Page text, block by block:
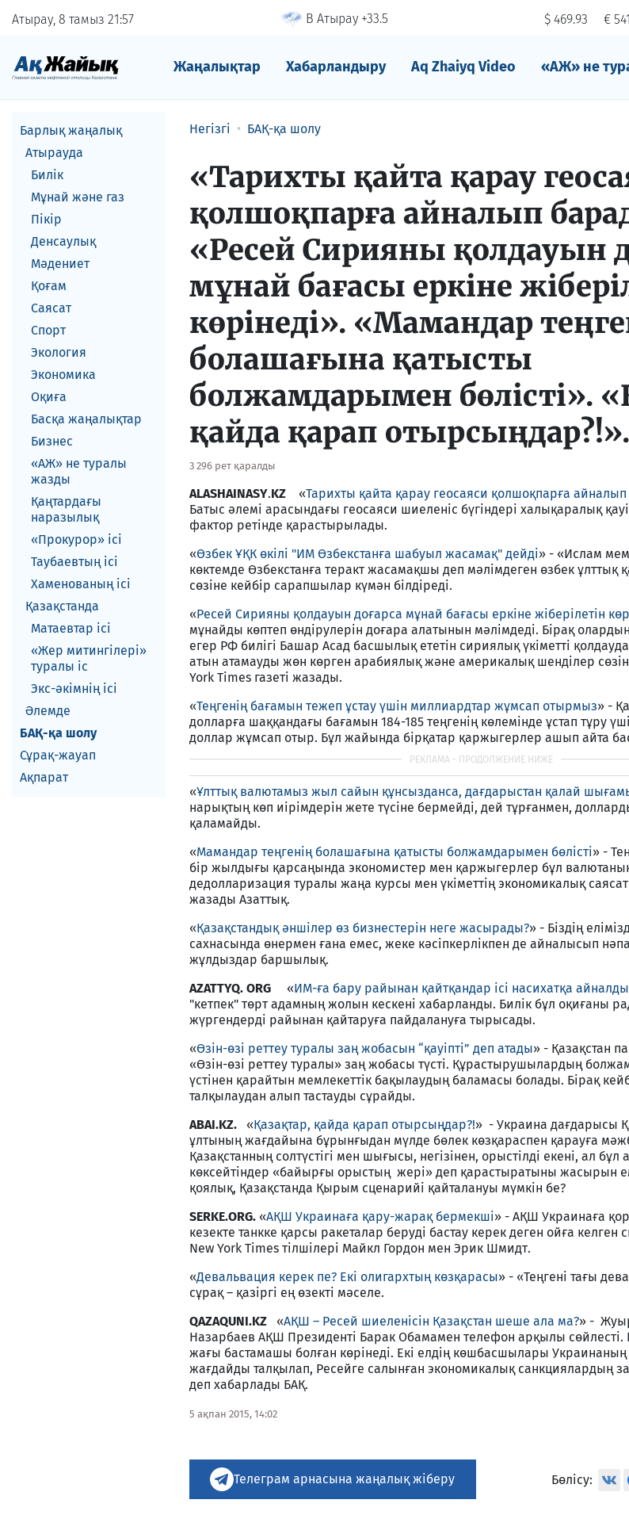
Атырау, 8 тамыз 21 57 В Атырау +33.5 $ 469.93 €
Жаңалықтар Хабарландыру Aq Zhaiyq Video «АЖ» не
Барлық жаңалық
Атырауда
Билік
Мұнай және газ
Пікір
Денсаулық
Мәдениет
Қоғам
Саясат
Спорт
Экология
Экономика
Оқиға
Басқа жаңалықтар
Бизнес
«АЖ» не туралы
жазды
Қаңтардағы
наразылық
«Прокурор» ісі
Таубаевтың ісі
Хаменованың ісі
Қазақстанда
Матаевтар ici
«Жер митингілері»
туралы іс
Экс-әкiмнiң iсi
Әлемде
БАҚ-қа шолу
Сұрақ-жауап
Ақпарат
Негізгі БАҚ-қа шолу
«Тарихты қайта қарау
қолшоқпарға айналып
«Ресей Сирияны қолдауын
мұнай бағасы еркіне
көрінеді». «Мамандар
болашағына қатысты
болжамдарымен бөлісті».
қайда қарап отырсыңдар?!».
3 296 рет қаралды
ALASHAINASY.KZ «Тарихты қайта қарау геосаяси қолшоқпарға
Батыс әлемі арасындағы геосаяси шиеленіс бүгіндері халықаралық
фактор ретінде қарастырылады.
«Өзбек ҰҚК өкілі "ИМ Өзбекстанға шабуыл жасамақ" дейді» - «Ислам
көктемде Өзбекстанға теракт жасамақшы деп мәлімдеген өзбек ұлттық
сөзіне кейбір сарапшылар күмән білдіреді.
«Ресей Сирияны қолдауын доғарса мұнай бағасы еркіне жіберілетін
мұнайды көптеп өндірулерін доғара алатынын мәлімдеді. Бірақ
егер РФ билігі Башар Асад басшылық ететін сириялық үкіметті
атын атамауды жөн көрген арабиялық және америкалық шенділер
York Times газеті жазады.
«Теңгенің бағамын тежеп ұстау үшін миллиардтар жұмсап отырмыз» -
долларға шаққандағы бағамын 184-185 теңгенің көлемінде ұстап тұру
доллар жұмсап отыр. Бұл жайында бірқатар қаржыгерлер ашып айта
«Ұлттық валютамыз жыл сайын құнсызданса, дағдарыстан қалай
нарықтың көп иірімдерін жете түсіне бермейді, дей тұрғанмен,
қаламайды.
«Мамандар теңгенің болашағына қатысты болжамдарымен бөлісті» -
бір жылдығы қарсаңында экономистер мен қаржыгерлер бұл
дедолларизация туралы жаңа курсы мен үкіметтің экономикалық
жазады Азаттық.
«Қазақстандық әншілер өз бизнестерін неге жасырады?» - Біздің
сахнасында өнермен ғана емес, жеке кәсіпкерлікпен де айналысып
жұлдыздар баршылық.
AZATTYQ. ORG
«ИМ-ға бару райынан қайтқандар ісі насихатқа айналды
"кетпек" төрт адамның жолын кескені хабарланды. Билік бұл оқиғаны
жүргендерді райынан қайтаруға пайдалануға тырысады.
«Өзін-өзі реттеу туралы заң жобасын “қауіпті” деп атады» - Қазақстан
«Өзін-өзі реттеу туралы» заң жобасы түсті. Құрастырушылардың
үстінен қарайтын мемлекеттік бақылаудың баламасы болады. Бірақ
талқылаудан алып тастауды сұрайды.
ABAI.KZ. «Қазақтар, қайда қарап отырсыңдар?!» - Украина дағдарысы
ұлтының жағдайына бұрынғыдан мүлде бөлек көзқараспен қарауға
Қазақстанның солтүстігі мен шығысы, негізінен, орыстілді екені, ал бұл
көксейтіндер «байырғы орыстың жері» деп қарастыратыны жасырын
қоялық, Қазақстанда Қырым сценарийі қайталануы мүмкін бе?
SERKE.ORG. «АҚШ Украинаға қару-жарақ бермекші» - АҚШ Украинаға
кезекте танкке қарсы ракеталар беруді бастау керек деген ойға
New York Times тілшілері Майкл Гордон мен Эрик Шмидт.
«Девальвация керек пе? Екі олигархтың көзқарасы» - «Теңгені тағы
сұрақ – қазіргі ең өзекті мәселе.
QAZAQUNI.KZ
«АҚШ – Ресей шиеленісін Қазақстан шеше ала ма?» -
Назарбаев АҚШ Президенті Барак Обамамен телефон арқылы сөйлесті.
жағы бастамашы болған көрінеді. Екі елдің көшбасшылары
жағдайды талқылап, Ресейге салынған экономикалық санкциялардың
деп хабарлады БАҚ.
5 ақпан 2015, 14:02
Телеграм арнасына жаңалық жіберу Бөлісу: